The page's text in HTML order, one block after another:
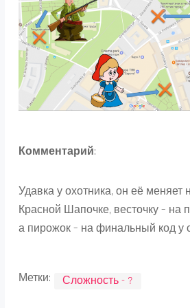
Комментарий:
Удавка у охотника, он её меняет
Красной Шапочке, весточку – на
а пирожок – на финальный код у
Метки: Сложность - ?